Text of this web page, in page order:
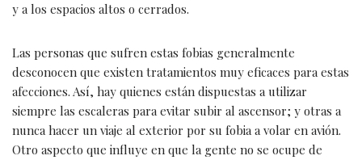
y a los espacios altos o cerrados.
Las personas que sufren estas fobias generalmente
desconocen que exis­ten tratamientos muy eficaces para estas
afecciones. Así, hay quienes están dispuestas a utilizar
siempre las escaleras para evitar subir al ascensor; y otras a
nunca hacer un viaje al exterior por su fobia a volar en avión.
Otro aspecto que influye en que la gente no se ocupe de